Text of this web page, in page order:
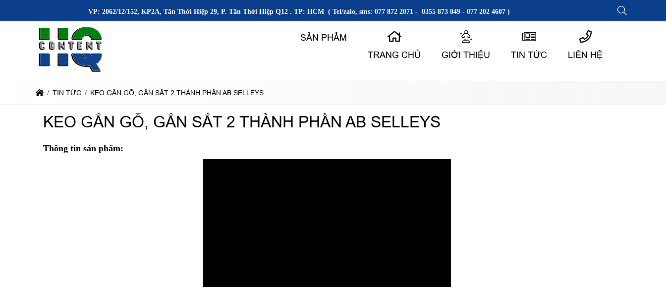
VP: 2062/12/152, KP2A, Tân Thới Hiệp 29, P. Tân Thới Hiệp Q12 . TP: HCM ( Tel/zalo, sms: 077 872 2071 - 0355 873 849 - 077 202 4607 )
SẢN PHẨM
TRANG CHỦ
GIỚI THIỆU TIN TỨC LIÊN HỆ
TIN TỨC KEO GẮN GỖ, GẮN SẮT 2 THÀNH PHẦN AB SELLEYS
KEO GẮN GỖ, GẮN SẮT 2 THÀNH PHẦN AB SELLEYS
Thông tin sản phẩm: